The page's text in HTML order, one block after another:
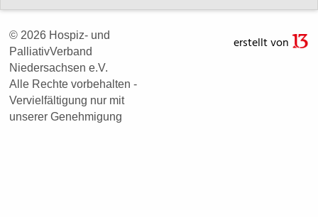
© 2026 Hospiz- und
PalliativVerband
Niedersachsen e.V.
Alle Rechte vorbehalten -
Vervielfältigung nur mit
unserer Genehmigung
erstellt von